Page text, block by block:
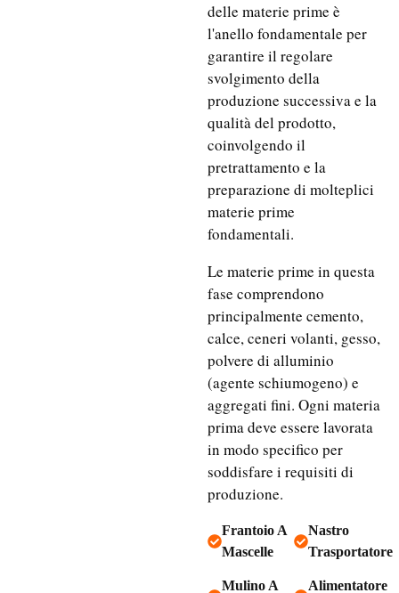
delle materie prime è
l'anello fondamentale per
garantire il regolare
svolgimento della
produzione successiva e la
qualità del prodotto,
coinvolgendo il
pretrattamento e la
preparazione di molteplici
materie prime
fondamentali.
Le materie prime in questa
fase comprendono
principalmente cemento,
calce, ceneri volanti, gesso,
polvere di alluminio
(agente schiumogeno) e
aggregati fini. Ogni materia
prima deve essere lavorata
in modo specifico per
soddisfare i requisiti di
produzione.
Frantoio A
Mascelle
Mulino A
Nastro
Trasportatore
Alimentatore